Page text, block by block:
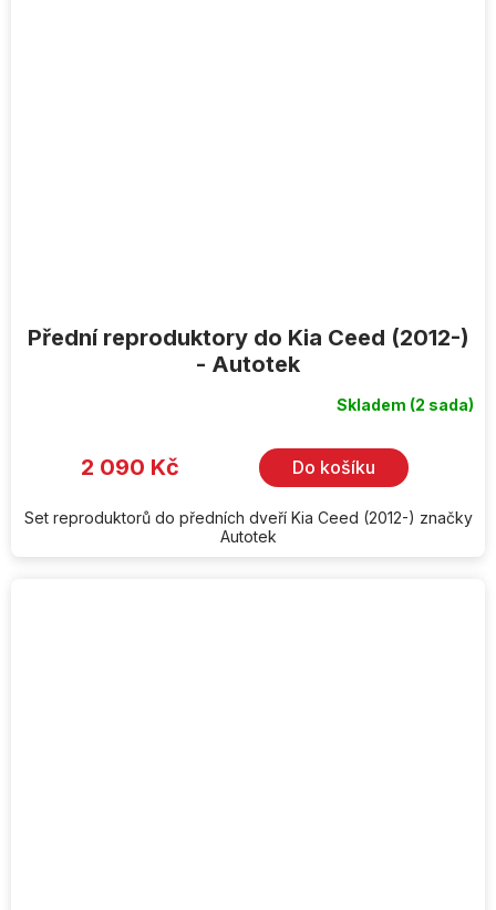
Přední reproduktory do Kia Ceed (2012-)
- Autotek
Skladem (2 sada)
2 090 Kč Do košíku
Set reproduktorů do předních dveří Kia Ceed (2012-) značky
Autotek